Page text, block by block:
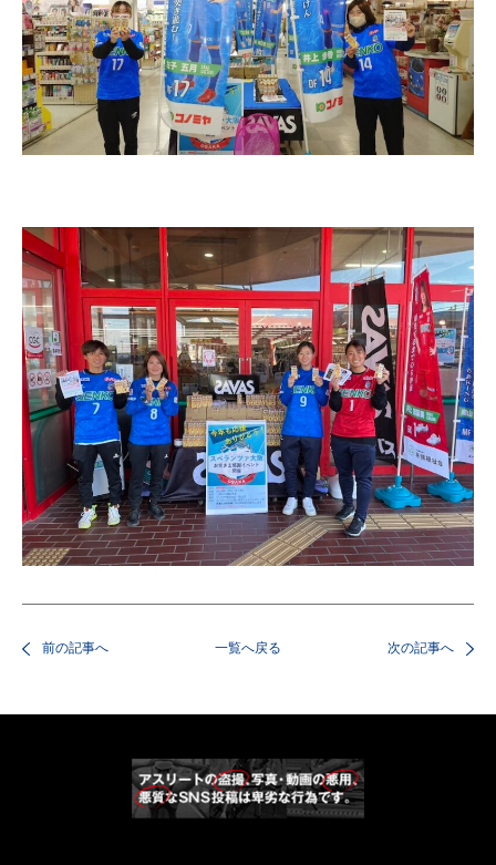
前の記事へ 一覧へ戻る 次の記事へ